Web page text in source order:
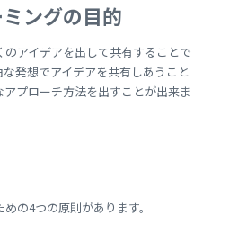
ングの目的
アイデアを出して共有することで
発想でアイデアを共有しあうこと
プローチ方法を出すことが出来ま
の4つの原則があります。